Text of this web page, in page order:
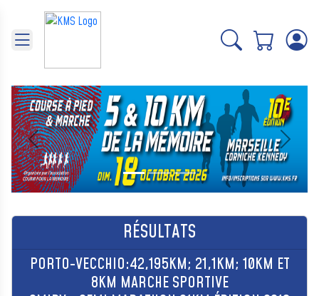
Précédent Suivant
RÉSULTATS
PORTO-VECCHIO:42,195KM; 21,1KM; 10KM ET
8KM MARCHE SPORTIVE
Panneau de gestion des cookies